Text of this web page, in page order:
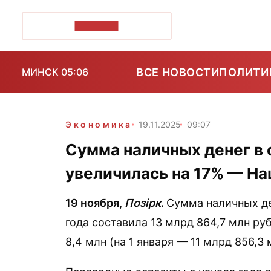
МИНСК 05:06 ВСЕ НОВОСТИ
Экономика 19.11.2025 09:07
Сумма наличных денег в
увеличилась на 17% —
19 ноября, Позірк. Сумма наличных
года составила 13 млрд 864,7 млн
8,4 млн (на 1 января — 11 млрд